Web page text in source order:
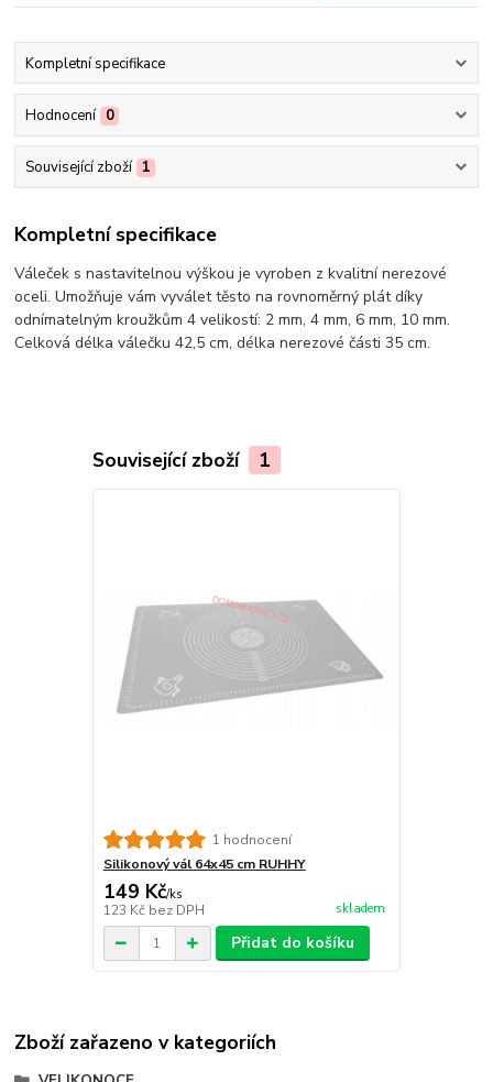
Kompletní specifikace
Hodnocení 0
Související zboží 1
Kompletní specifikace
Váleček s nastavitelnou výškou je vyroben z kvalitní nerezové
oceli. Umožňuje vám vyválet těsto na rovnoměrný plát díky
odnímatelným kroužkům 4 velikostí: 2 mm, 4 mm, 6 mm, 10 mm.
Celková délka válečku 42,5 cm, délka nerezové části 35 cm.
Související zboží 1
1 hodnocení
Silikonový vál 64x45 cm RUHHY
149 Kč/ks
123 Kč bez DPH skladem
Přidat do košíku
Zboží zařazeno v kategoriích